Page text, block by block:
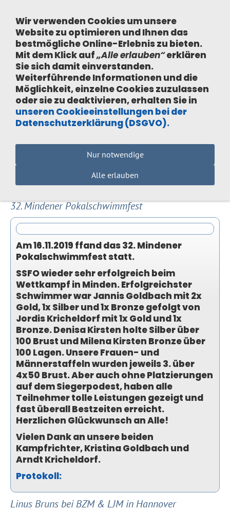
Navigation einblenden
2019
Wichtiges Trainingselement- Das Landtraining.
Unsere Jüngsten in der Sporthalle und unsere
Leistungsgruppe beim Fitness Jumping.
32. Mindener Pokalschwimmfest
Am 16.11.2019 ffand das 32. Mindener
Pokalschwimmfest statt.
SSFO wieder sehr erfolgreich beim
Wettkampf in Minden. Erfolgreichster
Schwimmer war Jannis Goldbach mit 2x
Gold, 1x Silber und 1x Bronze gefolgt von
Jordis Kricheldorf mit 1x Gold und 1x
Bronze. Denisa Kirsten holte Silber über
100 Brust und Milena Kirsten Bronze über
100 Lagen. Unsere Frauen- und
Männerstaffeln wurden jeweils 3. über
4x50 Brust. Aber auch ohne Platzierungen
auf dem Siegerpodest, haben alle
Teilnehmer tolle Leistungen gezeigt und
fast überall Bestzeiten erreicht.
Herzlichen Glückwunsch an Alle!
Vielen Dank an unsere beiden
Kampfrichter, Kristina Goldbach und
Arndt Kricheldorf.
Protokoll:
Linus Bruns bei BZM & LJM in Hannover
Wir verwenden Cookies um unsere
Website zu optimieren und Ihnen das
bestmögliche Online-Erlebniszu bieten.
Mit dem Klick auf„Alle erlauben“erklären
Sie sich damit einverstanden.
Weiterführende Informationen und die
Möglichkeit, einzelne Cookies zuzulassen
oder sie zu deaktivieren, erhalten Sie in
unseren Cookieeinstellungen bei der
Datenschutzerklärung (DSGVO).
Nur notwendige
Alle erlauben